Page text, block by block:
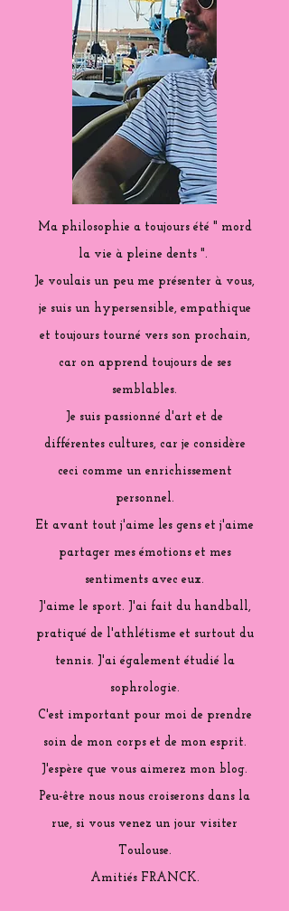
Ma philosophie a toujours été " mord
la vie à pleine dents ".
Je voulais un peu me présenter à vous,
je suis un hypersensible, empathique
et toujours tourné vers son prochain,
car on apprend toujours de ses
semblables.
Je suis passionné d'art et de
différentes cultures, car je considère
ceci comme un enrichissement
personnel.
Et avant tout j'aime les gens et j'aime
partager mes émotions et mes
sentiments avec eux.
J'aime le sport. J'ai fait du handball,
pratiqué de l'athlétisme et surtout du
tennis. J'ai également étudié la
sophrologie.
C'est important pour moi de prendre
soin de mon corps et de mon esprit.
J'espère que vous aimerez mon blog.
Peu-être nous nous croiserons dans la
rue, si vous venez un jour visiter
Toulouse.
Amitiés FRANCK.